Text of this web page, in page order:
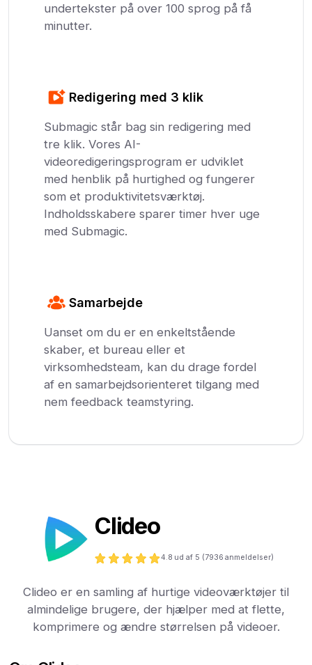
undertekster på over 100 sprog på få
minutter.
Redigering med 3 klik
Submagic står bag sin redigering med
tre klik. Vores AI-
videoredigeringsprogram er udviklet
med henblik på hurtighed og fungerer
som et produktivitetsværktøj.
Indholdsskabere sparer timer hver uge
med Submagic.
Samarbejde
Uanset om du er en enkeltstående
skaber, et bureau eller et
virksomhedsteam, kan du drage fordel
af en samarbejdsorienteret tilgang med
nem feedback teamstyring.
Clideo
4.8 ud af 5 (7936 anmeldelser)
Clideo er en samling af hurtige videoværktøjer til
almindelige brugere, der hjælper med at flette,
komprimere og ændre størrelsen på videoer.